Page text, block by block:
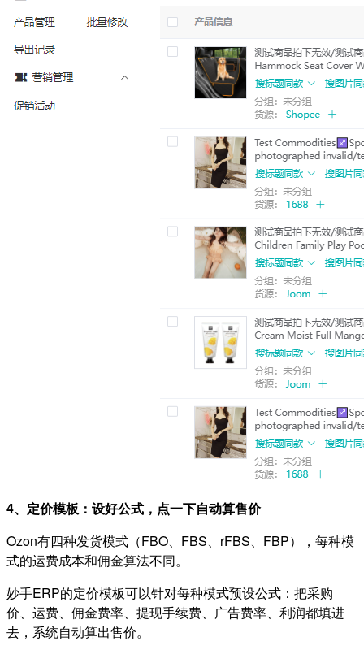
4、定价模板：设好公式，点一下自动算售价
Ozon有四种发货模式（FBO、FBS、rFBS、FBP），每种模
式的运费成本和佣金算法不同。
妙手ERP的定价模板可以针对每种模式预设公式：把采购
价、运费、佣金费率、提现手续费、广告费率、利润都填进
去，系统自动算出售价。